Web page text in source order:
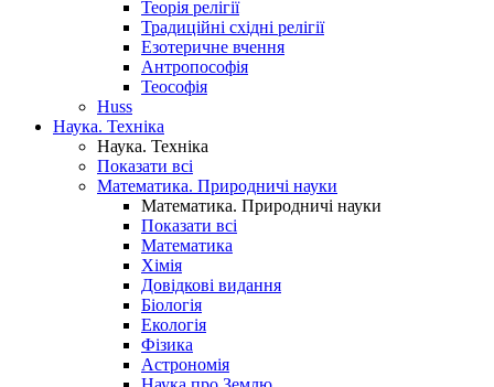
Теорія релігії
Традиційні східні релігії
Езотеричне вчення
Антропософія
Теософія
Huss
Наука. Техніка
Наука. Техніка
Показати всі
Математика. Природничі науки
Математика. Природничі науки
Показати всі
Математика
Хімія
Довідкові видання
Біологія
Екологія
Фізика
Астрономія